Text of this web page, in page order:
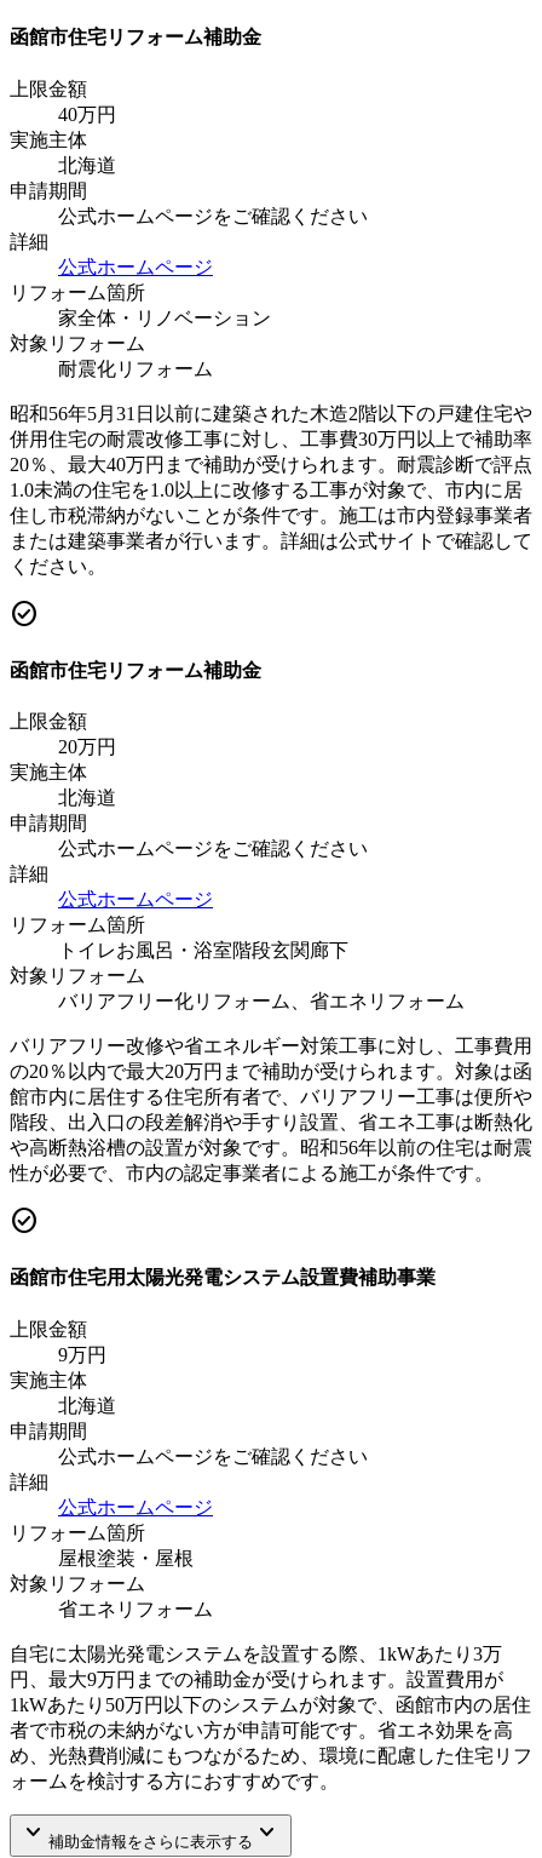
函館市住宅リフォーム補助金
上限金額
40万円
実施主体
北海道
申請期間
公式ホームページをご確認ください
詳細
公式ホームページ
リフォーム箇所
家全体・リノベーション
対象リフォーム
耐震化リフォーム
昭和56年5月31日以前に建築された木造2階以下の戸建住宅や
併用住宅の耐震改修工事に対し、工事費30万円以上で補助率
20％、最大40万円まで補助が受けられます。耐震診断で評点
1.0未満の住宅を1.0以上に改修する工事が対象で、市内に居
住し市税滞納がないことが条件です。施工は市内登録事業者
または建築事業者が行います。詳細は公式サイトで確認して
ください。
check_circle
函館市住宅リフォーム補助金
上限金額
20万円
実施主体
北海道
申請期間
公式ホームページをご確認ください
詳細
公式ホームページ
リフォーム箇所
トイレお風呂・浴室階段玄関廊下
対象リフォーム
バリアフリー化リフォーム、省エネリフォーム
バリアフリー改修や省エネルギー対策工事に対し、工事費用
の20％以内で最大20万円まで補助が受けられます。対象は函
館市内に居住する住宅所有者で、バリアフリー工事は便所や
階段、出入口の段差解消や手すり設置、省エネ工事は断熱化
や高断熱浴槽の設置が対象です。昭和56年以前の住宅は耐震
性が必要で、市内の認定事業者による施工が条件です。
check_circle
函館市住宅用太陽光発電システム設置費補助事業
上限金額
9万円
実施主体
北海道
申請期間
公式ホームページをご確認ください
詳細
公式ホームページ
リフォーム箇所
屋根塗装・屋根
対象リフォーム
省エネリフォーム
自宅に太陽光発電システムを設置する際、1kWあたり3万
円、最大9万円までの補助金が受けられます。設置費用が
1kWあたり50万円以下のシステムが対象で、函館市内の居住
者で市税の未納がない方が申請可能です。省エネ効果を高
め、光熱費削減にもつながるため、環境に配慮した住宅リフ
ォームを検討する方におすすめです。
keyboard_arrow_down 補助金情報をさらに表示する keyboard_arrow_down